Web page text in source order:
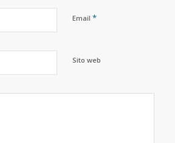
Email *
Sito web